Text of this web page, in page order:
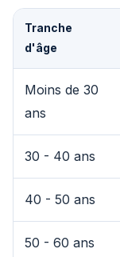
Tranche
d'âge
Moins de 30
ans
30 - 40 ans
40 - 50 ans
50 - 60 ans